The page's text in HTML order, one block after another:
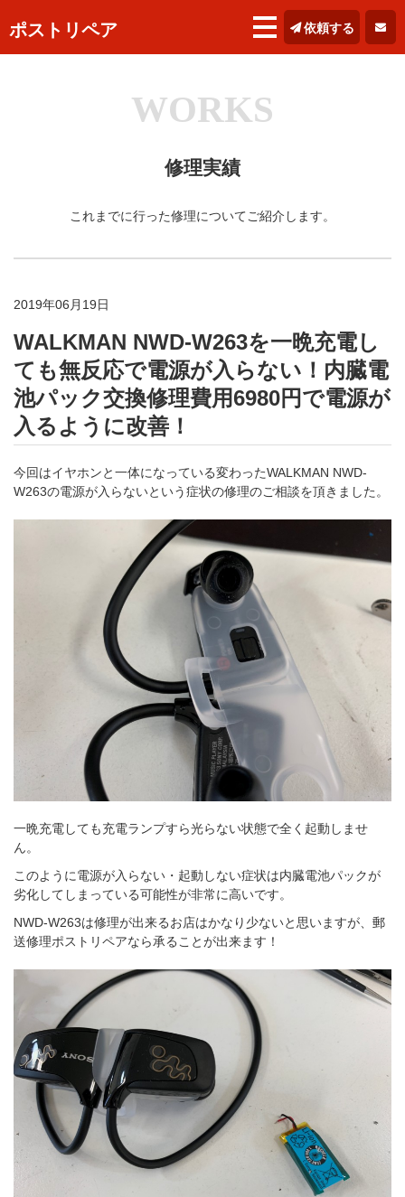
ポストリペア 依頼する
WORKS
修理実績
これまでに行った修理についてご紹介します。
2019年06月19日
WALKMAN NWD-W263を一晩充電し
ても無反応で電源が入らない！内臓電
池パック交換修理費用6980円で電源が
入るように改善！
今回はイヤホンと一体になっている変わったWALKMAN NWD-
W263の電源が入らないという症状の修理のご相談を頂きました。
一晩充電しても充電ランプすら光らない状態で全く起動しませ
ん。
このように電源が入らない・起動しない症状は内臓電池パックが
劣化してしまっている可能性が非常に高いです。
NWD-W263は修理が出来るお店はかなり少ないと思いますが、郵
送修理ポストリペアなら承ることが出来ます！